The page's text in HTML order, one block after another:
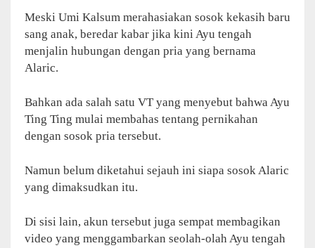
Meski Umi Kalsum merahasiakan sosok kekasih baru
sang anak, beredar kabar jika kini Ayu tengah
menjalin hubungan dengan pria yang bernama
Alaric.
Bahkan ada salah satu VT yang menyebut bahwa Ayu
Ting Ting mulai membahas tentang pernikahan
dengan sosok pria tersebut.
Namun belum diketahui sejauh ini siapa sosok Alaric
yang dimaksudkan itu.
Di sisi lain, akun tersebut juga sempat membagikan
video yang menggambarkan seolah-olah Ayu tengah